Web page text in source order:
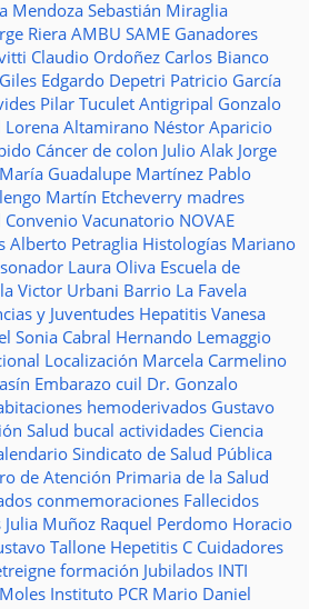
Mendoza Sebastián Miraglia
Riera AMBU SAME Ganadores
Claudio Ordoñez Carlos Bianco
Edgardo Depetri Patricio García
Pilar Tuculet Antigripal Gonzalo
Lorena Altamirano Néstor Aparicio
Cáncer de colon Julio Alak Jorge
María Guadalupe Martínez Pablo
Martín Etcheverry madres
Convenio Vacunatorio NOVAE
Alberto Petraglia Histologías Mariano
Laura Oliva Escuela de
Victor Urbani Barrio La Favela
y Juventudes Hepatitis Vanesa
Sonia Cabral Hernando Lemaggio
Localización Marcela Carmelino
Embarazo cuil Dr. Gonzalo
hemoderivados Gustavo
Salud bucal actividades Ciencia
Sindicato de Salud Pública
de Atención Primaria de la Salud
conmemoraciones Fallecidos
Julia Muñoz Raquel Perdomo Horacio
Tallone Hepetitis C Cuidadores
formación Jubilados INTI
Instituto PCR Mario Daniel